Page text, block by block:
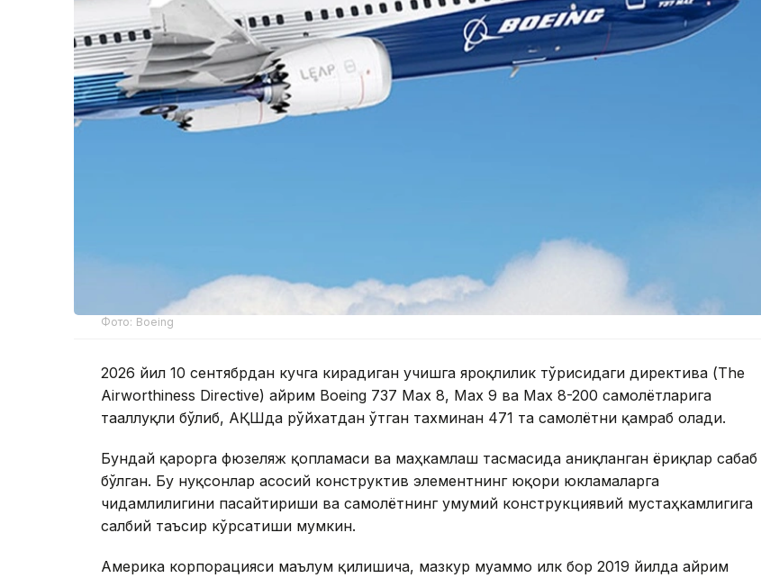
Фото: Boeing
2026 йил 10 сентябрдан кучга кирадиган учишга яроқлилик тўғрисидаги директива (The
Airworthiness Directive) айрим Boeing 737 Max 8, Max 9 ва Max 8-200 самолётларига
тааллуқли бўлиб, АҚШда рўйхатдан ўтган тахминан 471 та самолётни қамраб олади.
Бундай қарорга фюзеляж қопламаси ва маҳкамлаш тасмасида аниқланган ёриқлар сабаб
бўлган. Бу нуқсонлар асосий конструктив элементнинг юқори юкламаларга
чидамлилигини пасайтириши ва самолётнинг умумий конструкциявий мустаҳкамлигига
салбий таъсир кўрсатиши мумкин.
Америка корпорацияси маълум қилишича, мазкур муаммо илк бор 2019 йилда айрим